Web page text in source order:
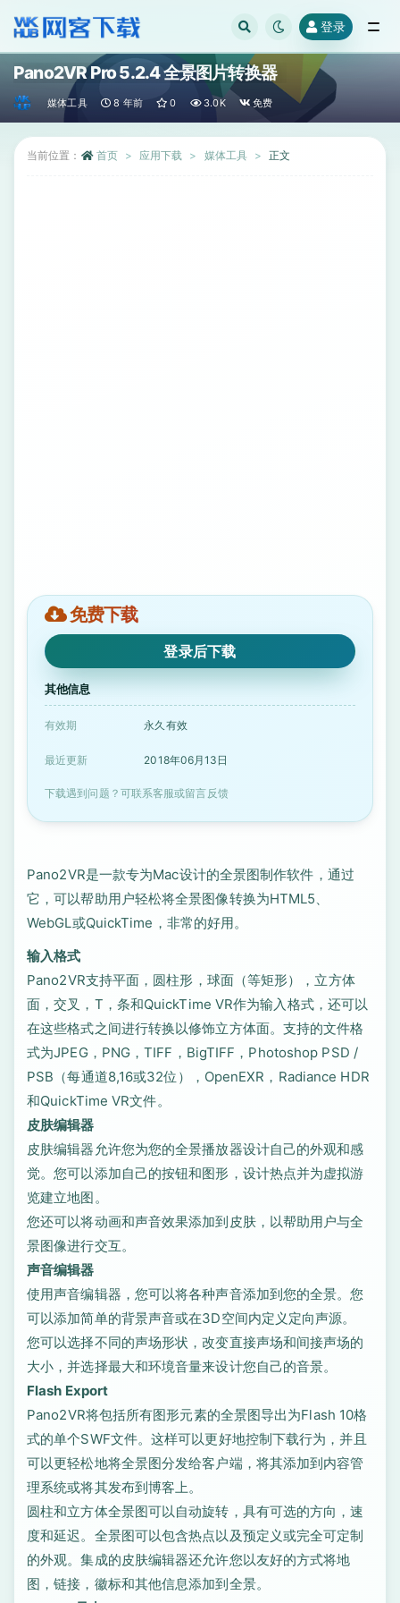
登录
Pano2VR Pro 5.2.4 全景图片转换器
媒体工具 8 年前 0 3.0K 免费
当前位置： 首页 应用下载 媒体工具 正文
免费下载
登录后下载
其他信息
有效期 永久有效
最近更新 2018年06月13日
下载遇到问题？可联系客服或留言反馈
Pano2VR是一款专为Mac设计的全景图制作软件，通过
它，可以帮助用户轻松将全景图像转换为HTML5、
WebGL或QuickTime，非常的好用。
输入格式
Pano2VR支持平面，圆柱形，球面（等矩形），立方体
面，交叉，T，条和QuickTime VR作为输入格式，还可以
在这些格式之间进行转换以修饰立方体面。支持的文件格
式为JPEG，PNG，TIFF，BigTIFF，Photoshop PSD /
PSB（每通道8,16或32位），OpenEXR，Radiance HDR
和QuickTime VR文件。
皮肤编辑器
皮肤编辑器允许您为您的全景播放器设计自己的外观和感
觉。您可以添加自己的按钮和图形，设计热点并为虚拟游
览建立地图。
您还可以将动画和声音效果添加到皮肤，以帮助用户与全
景图像进行交互。
声音编辑器
使用声音编辑器，您可以将各种声音添加到您的全景。您
可以添加简单的背景声音或在3D空间内定义定向声源。
您可以选择不同的声场形状，改变直接声场和间接声场的
大小，并选择最大和环境音量来设计您自己的音景。
Flash Export
Pano2VR将包括所有图形元素的全景图导出为Flash 10格
式的单个SWF文件。这样可以更好地控制下载行为，并且
可以更轻松地将全景图分发给客户端，将其添加到内容管
理系统或将其发布到博客上。
圆柱和立方体全景图可以自动旋转，具有可选的方向，速
度和延迟。全景图可以包含热点以及预定义或完全可定制
的外观。集成的皮肤编辑器还允许您以友好的方式将地
图，链接，徽标和其他信息添加到全景。
全部